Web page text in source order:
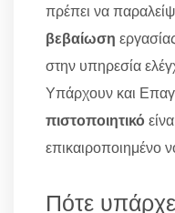
πρέπει να
βεβαίωση
στην υπηρεσία
Υπάρχουν και
πιστοποιητικό
επικαιροποιημένο
Πότε